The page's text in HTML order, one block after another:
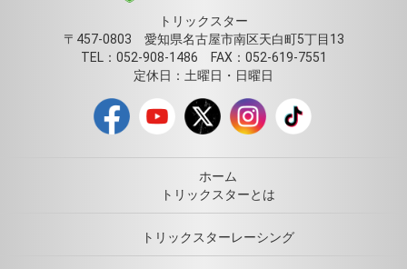
トリックスター
〒457-0803 愛知県名古屋市南区天白町5丁目13
TEL：052-908-1486 FAX：052-619-7551
定休日：土曜日・日曜日
ホーム
トリックスターとは
トリックスターレーシング